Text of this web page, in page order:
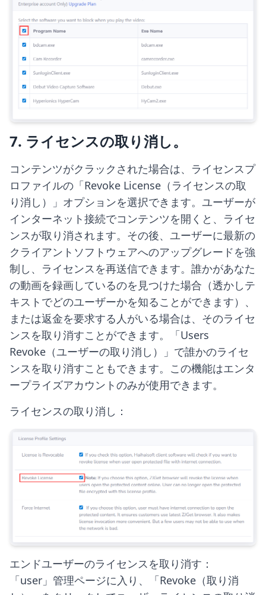
7. ライセンスの取り消し。
コンテンツがクラックされた場合は、ライセンスプ
ロファイルの「Revoke License（ライセンスの取
り消し）」オプションを選択できます。ユーザーが
インターネット接続でコンテンツを開くと、ライセ
ンスが取り消されます。その後、ユーザーに最新の
クライアントソフトウェアへのアップグレードを強
制し、ライセンスを再送信できます。誰かがあなた
の動画を録画しているのを見つけた場合（透かしテ
キストでどのユーザーかを知ることができます）、
または返金を要求する人がいる場合は、そのライセ
ンスを取り消すことができます。「Users
Revoke（ユーザーの取り消し）」で誰かのライセ
ンスを取り消すこともできます。この機能はエンタ
ープライズアカウントのみが使用できます。
ライセンスの取り消し：
エンドユーザーのライセンスを取り消す：
「user」管理ページに入り、「Revoke（取り消